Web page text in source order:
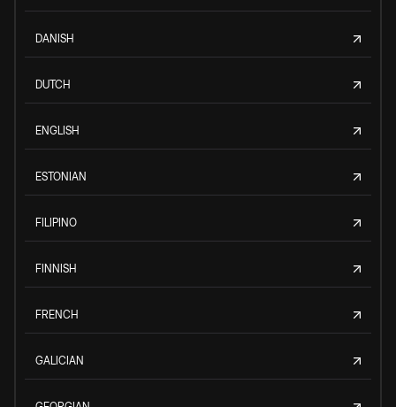
DANISH
DUTCH
ENGLISH
ESTONIAN
FILIPINO
FINNISH
FRENCH
GALICIAN